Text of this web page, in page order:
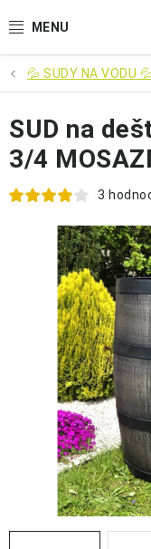
na
VÝPRODEJ
🌱 ZAHRADA 🌱
💦 SUDY NA VODU 💦
BRUMEE ODRÁŽEDLA
🐕‍🦺 DOMÁCÍ
SUDY NA VÍNO
OCHRANNÉ
OBCHODNÍ PODMÍNKY
KONTAKTY
💦 SUDY NA VODU
SUD na
3/4
3